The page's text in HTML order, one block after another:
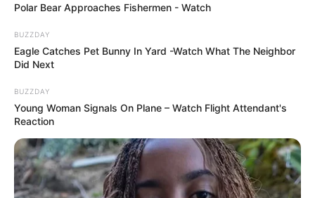
Polar Bear Approaches Fishermen - Watch
BUZZDAY
Eagle Catches Pet Bunny In Yard -Watch What The Neighbor
Did Next
BUZZDAY
Young Woman Signals On Plane – Watch Flight Attendant's
Reaction